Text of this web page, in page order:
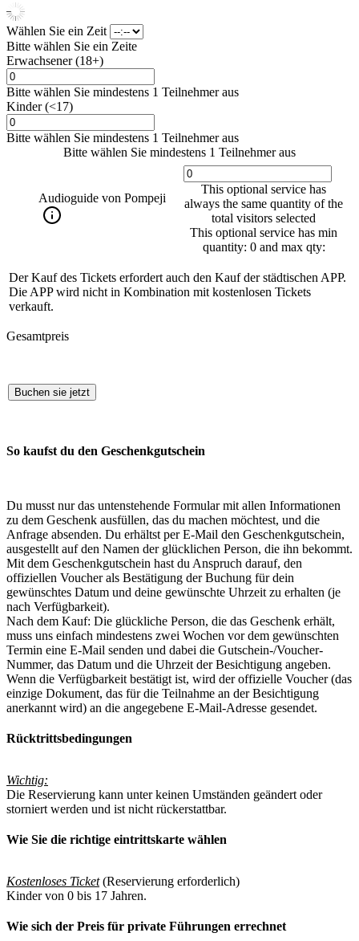
Wählen Sie ein Zeit
Bitte wählen Sie ein Zeite
Erwachsener (18+)
Bitte wählen Sie mindestens 1 Teilnehmer aus
Kinder (<17)
Bitte wählen Sie mindestens 1 Teilnehmer aus
Bitte wählen Sie mindestens 1 Teilnehmer aus
Audioguide von Pompeji
This optional service has
always the same quantity of the
total visitors selected
This optional service has min
quantity: 0 and max qty:
Der Kauf des Tickets erfordert auch den Kauf der städtischen APP.
Die APP wird nicht in Kombination mit kostenlosen Tickets
verkauft.
Gesamtpreis
Buchen sie jetzt
So kaufst du den Geschenkgutschein
Du musst nur das untenstehende Formular mit allen Informationen
zu dem Geschenk ausfüllen, das du machen möchtest, und die
Anfrage absenden. Du erhältst per E-Mail den Geschenkgutschein,
ausgestellt auf den Namen der glücklichen Person, die ihn bekommt.
Mit dem Geschenkgutschein hast du Anspruch darauf, den
offiziellen Voucher als Bestätigung der Buchung für dein
gewünschtes Datum und deine gewünschte Uhrzeit zu erhalten (je
nach Verfügbarkeit).
Nach dem Kauf: Die glückliche Person, die das Geschenk erhält,
muss uns einfach mindestens zwei Wochen vor dem gewünschten
Termin eine E-Mail senden und dabei die Gutschein-/Voucher-
Nummer, das Datum und die Uhrzeit der Besichtigung angeben.
Wenn die Verfügbarkeit bestätigt ist, wird der offizielle Voucher (das
einzige Dokument, das für die Teilnahme an der Besichtigung
anerkannt wird) an die angegebene E-Mail-Adresse gesendet.
Rücktrittsbedingungen
Wichtig:
Die Reservierung kann unter keinen Umständen geändert oder
storniert werden und ist nicht rückerstattbar.
Wie Sie die richtige eintrittskarte wählen
Kostenloses Ticket(Reservierung erforderlich)
Kinder von 0 bis 17 Jahren.
Wie sich der Preis für private Führungen errechnet